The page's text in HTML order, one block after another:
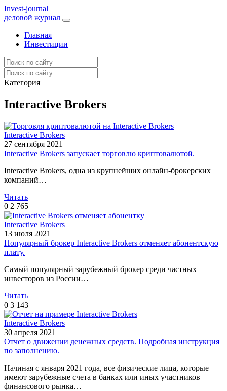
Invest-journal
деловой журнал
Главная
Инвестиции
Категория
Interactive Brokers
Interactive Brokers
27 сентября 2021
Interactive Brokers запускает торговлю криптовалютой.
Interactive Brokers, одна из крупнейших онлайн-брокерских
компаний…
Читать
0 2 765
Interactive Brokers
13 июля 2021
Популярный брокер Interactive Brokers отменяет абонентскую
плату.
Самый популярный зарубежный брокер среди частных
инвесторов из России…
Читать
0 3 143
Interactive Brokers
30 апреля 2021
Отчет о движении денежных средств. Подробная инструкция
по заполнению.
Начиная с января 2021 года, все физические лица, которые
имеют зарубежные счета в банках или иных участников
финансового рынка…